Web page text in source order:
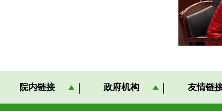
院内链接 政府机构 友情链